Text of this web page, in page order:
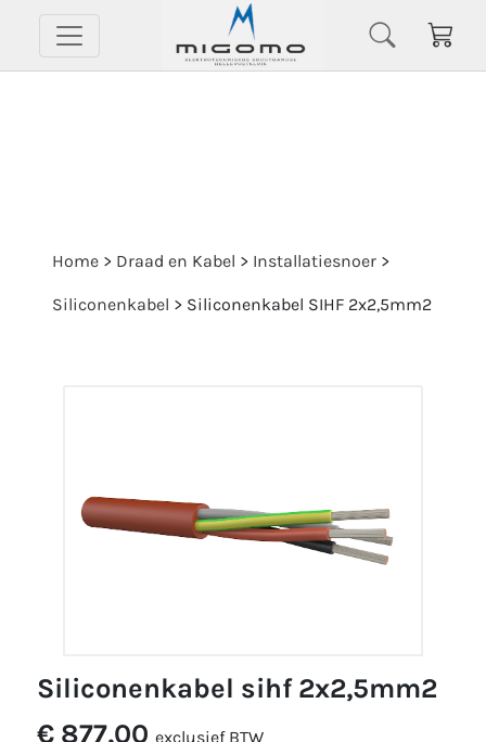
Home > Draad en Kabel > Installatiesnoer >
Siliconenkabel > Siliconenkabel SIHF 2x2,5mm2
siliconenkabel sihf 2x2,5mm2
€ 877,00 exclusief BTW